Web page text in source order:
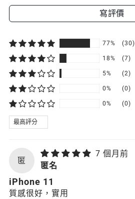
寫評價
77% (30)
18% (7)
5% (2)
0% (0)
0% (0)
SORT BY
匿
7 個月前
匿名
iPhone 11
質感很好，實用